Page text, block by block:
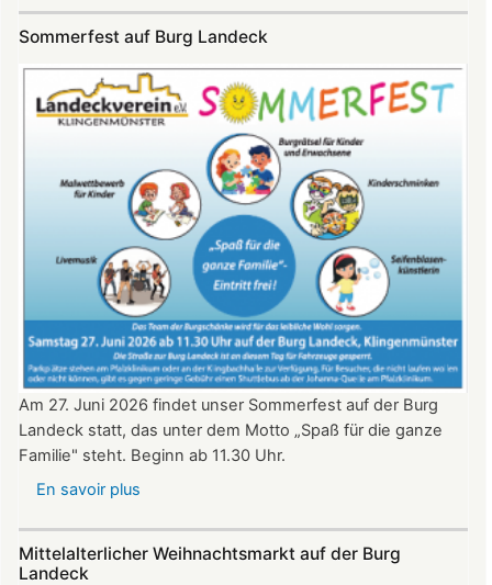
auf
Burg
Landeck
am
Juni
2026
ab
20:30
Uhr​​​​​​​​​​​​​​
Sommerfest auf Burg Landeck
Am 27. Juni 2026 findet unser Sommerfest auf der Burg
Landeck statt, das unter dem Motto „Spaß für die ganze
Familie" steht. Beginn ab 11.30 Uhr.
En savoir plus
Burg
Mittelalterlicher Weihnachtsmarkt auf der Burg
Landeck